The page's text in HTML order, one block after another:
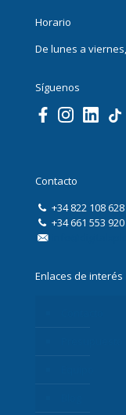
Horario
De lunes a viernes,
Síguenos
Contacto
+34 822 108 628
+34 661 553 920
Enlaces de interés